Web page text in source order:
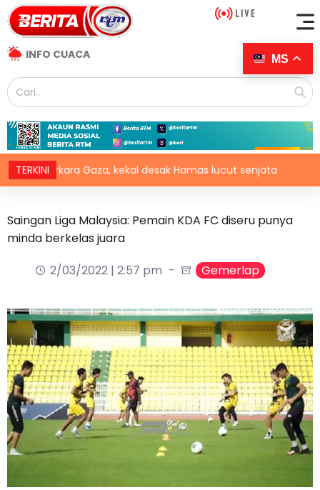
INFO CUACA
TERKINIGaza, kekal desak Hamas lucut senjata
Saingan Liga Malaysia: Pemain KDA FC diseru punya
minda berkelas juara
2/03/2022 | 2:57 pm
Gemerlap
MS